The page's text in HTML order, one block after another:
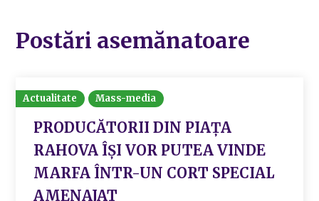
Postări asemănatoare
Actualitate Mass-media
PRODUCĂTORII DIN PIAȚA
RAHOVA ÎȘI VOR PUTEA VINDE
MARFA ÎNTR-UN CORT SPECIAL
AMENAJAT